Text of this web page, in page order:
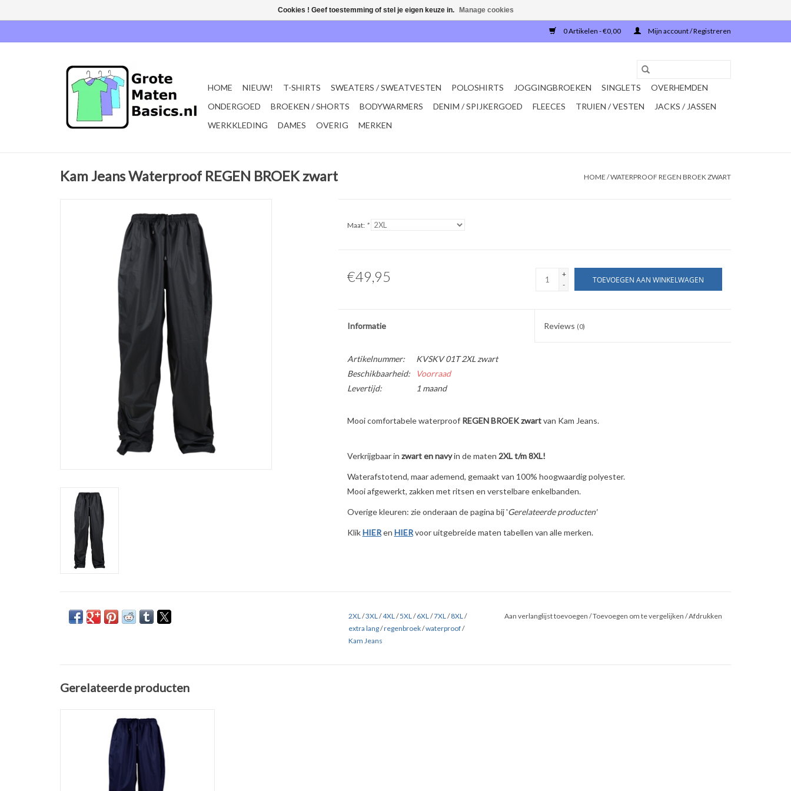
0 Artikelen - €0,00 Mijn account / Registreren
HOME NIEUW! T-SHIRTS SWEATERS / SWEATVESTEN POLOSHIRTS JOGGINGBROEKEN SINGLETS
OVERHEMDEN
ONDERGOED
BROEKEN / SHORTS BODYWARMERS DENIM / SPIJKERGOED FLEECES TRUIEN / VESTEN
JACKS / JASSEN
WERKKLEDING
DAMES OVERIG MERKEN
Kam Jeans Waterproof REGEN BROEK zwart HOME /WATERPROOF REGEN BROEK ZWART
Maat: *
€49,95
+
-
TOEVOEGEN AAN WINKELWAGEN
Informatie Reviews (0)
Artikelnummer:
KVSKV 01T 2XL zwart
Beschikbaarheid:
Voorraad
Levertijd:
1 maand
Mooi comfortabele waterproof REGEN BROEK zwartvan Kam Jeans.
Verkrijgbaar in zwart en navyin de maten 2XL t/m 8XL!
Waterafstotend, maar ademend, gemaakt van 100% hoogwaardig polyester.
Mooi afgewerkt, zakken met ritsen en verstelbare enkelbanden.
Overige kleuren: zie onderaan de pagina bij 'Gerelateerde producten'
KlikHIERen HIERvoor uitgebreide maten tabellen van alle merken.
2XL /3XL /4XL /5XL /6XL /7XL /8XL /
extra lang/regenbroek/waterproof/
Kam Jeans
Aan verlanglijst toevoegen /Toevoegen om te vergelijken /Afdrukken
Gerelateerde producten
waterproof REGEN BROEK van Kam
Jeans.Verkrijgbaar in zwart en navy in de
maten 2XL t/m 8XL!
Waterafstotend, maar ademend, gemaakt
van 100% hoogwaardig polyester
Mooi afgewerkt, zakken met ritsen en
Cookies ! Geef toestemming of stel je eigen keuze in. Manage cookies